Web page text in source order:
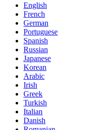
English
French
German
Portuguese
Spanish
Russian
Japanese
Korean
Arabic
Irish
Greek
Turkish
Italian
Danish